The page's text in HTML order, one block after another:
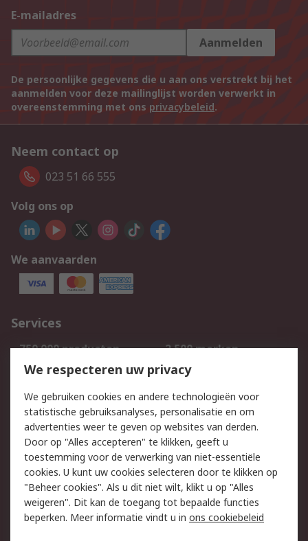
E-mailadres
Aanmelden
De persoonlijke gegevens die u aan ons verstrekt bij het
aanmelden voor deze mailinglijst worden verwerkt in
overeenstemming met ons privacybeleid.
Neem contact op
023 51 66 555
Volg ons op
We aanvaarden
Services
750.000 producten
2.500 merken
Bestellen
Inkoopoplossingen
Track & Trace
Wettelijk
Cookiebeleid
Email veiligheid
Privacybeleid
Websitevoorwaarden
Algemene
verkoopvoorwaarden
We respecteren uw privacy
We gebruiken cookies en andere technologieën voor
statistische gebruiksanalyses, personalisatie en om
advertenties weer te geven op websites van derden.
Door op "Alles accepteren" te klikken, geeft u
toestemming voor de verwerking van niet-essentiële
cookies. U kunt uw cookies selecteren door te klikken op
"Beheer cookies". Als u dit niet wilt, klikt u op "Alles
weigeren". Dit kan de toegang tot bepaalde functies
beperken. Meer informatie vindt u in ons cookiebeleid